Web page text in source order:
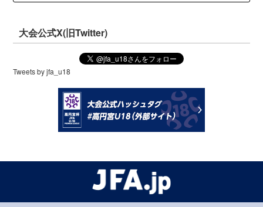
大会公式X(旧Twitter)
Tweets by jfa_u18